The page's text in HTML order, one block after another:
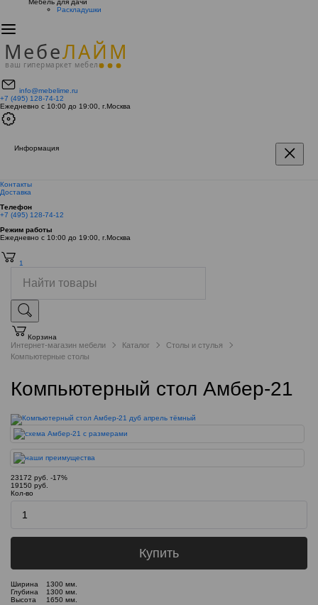
Мебель для дачи
Раскладушки
МебеЛАЙМ
ваш гипермаркет мебели
info@mebelime.ru
+7 (495) 128-74-12
Ежедневно с 10:00 до 19:00, г.Москва
Информация
Контакты
Доставка
Телефон
+7 (495) 128-74-12
Режим работы
Ежедневно с 10:00 до 19:00, г.Москва
1
Корзина
Интернет-магазин мебели Каталог
Столы и стулья
Компьютерные столы
Компьютерный стол Амбер-21
23172 руб. -17%
19150 руб.
Кол-во
Купить
Ширина
1300 мм.
Глубина
1300 мм.
Высота
1650 мм.